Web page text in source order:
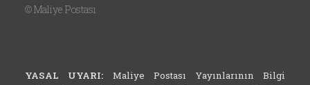
©Maliye Postası
YASAL UYARI: Maliye Postası Yayınlarının Bilgi